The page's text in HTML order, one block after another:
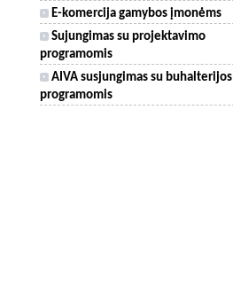
E-komercija gamybos įmonėms
Sujungimas su projektavimo
programomis
AIVA susjungimas su buhalterijos
programomis